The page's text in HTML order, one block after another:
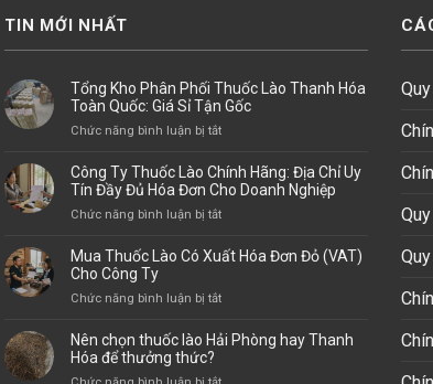
TIN MỚI NHẤT
Tổng Kho Phân Phối Thuốc Lào Thanh Hóa
Toàn Quốc: Giá Sỉ Tận Gốc
Chức năng bình luận bị tắtở
Kho
Phân
Thanh
Toàn
Giá
Công Ty Thuốc Lào Chính Hãng: Địa Chỉ Uy
Tín Đầy Đủ Hóa Đơn Cho Doanh Nghiệp
Chức năng bình luận bị tắtở
Ty
Địa
Mua Thuốc Lào Có Xuất Hóa Đơn Đỏ (VAT)
Cho Công Ty
Chức năng bình luận bị tắtở
Thuốc
Nên chọn thuốc lào Hải Phòng hay Thanh
Hóa để thưởng thức?